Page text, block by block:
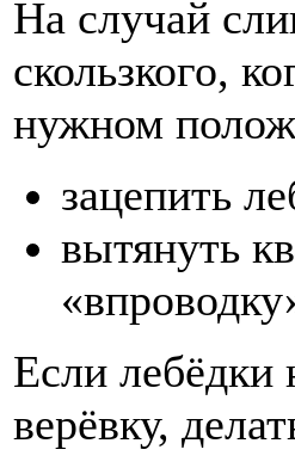
На случай
скользкого,
нужном
зацепить
вытянуть
Если лебёдки
верёвку,